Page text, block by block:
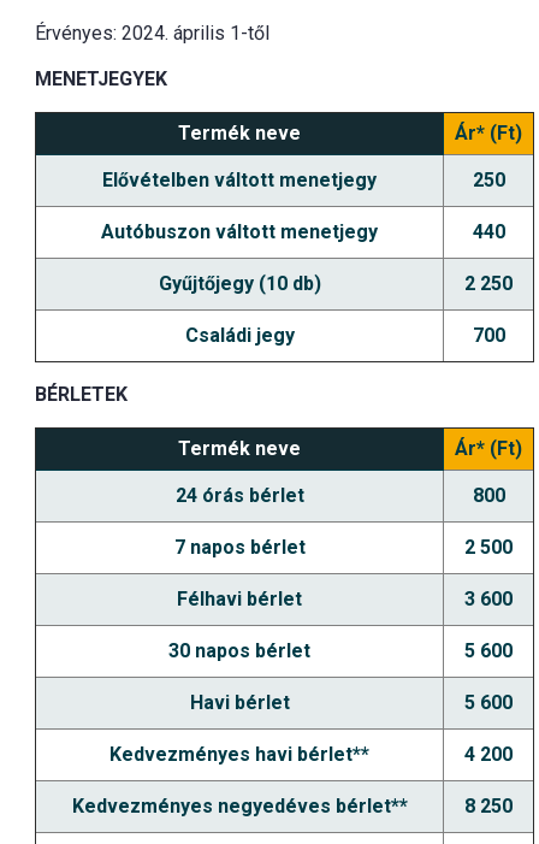
Érvényes: 2024. április 1-től
MENETJEGYEK
Termék neve Ár* (Ft)
Elővételben váltott menetjegy 250
Autóbuszon váltott menetjegy 440
Gyűjtőjegy (10 db) 2 250
Családi jegy 700
BÉRLETEK
Termék neve Ár* (Ft)
24 órás bérlet 800
7 napos bérlet 2 500
Félhavi bérlet 3 600
30 napos bérlet 5 600
Havi bérlet 5 600
Kedvezményes havi bérlet** 4 200
Kedvezményes negyedéves bérlet** 8 250